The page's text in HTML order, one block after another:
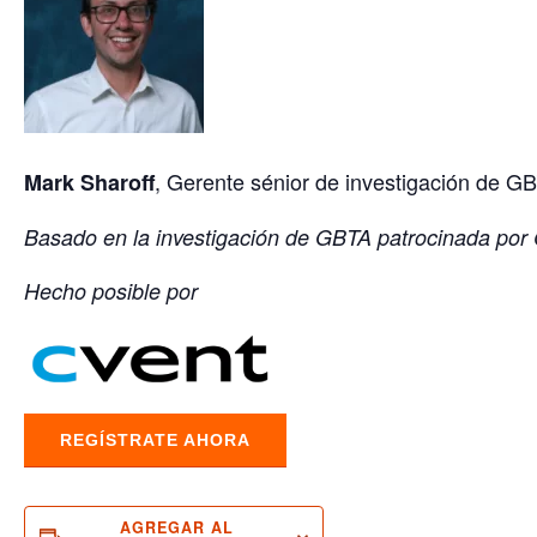
Mark Sharoff, Gerente sénior de investigación de
Basado en la investigación de GBTA patrocinada por
Hecho posible por
REGÍSTRATE AHORA
AGREGAR AL